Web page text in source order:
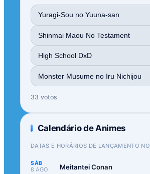
Yuragi-Sou no Yuuna-san
Shinmai Maou No Testament
High School DxD
Monster Musume no Iru Nichijou
33 votos
Calendário de Animes
DATAS E HORÁRIOS DE LANÇAMENTO
SÁB
8 AGO Meitantei Conan